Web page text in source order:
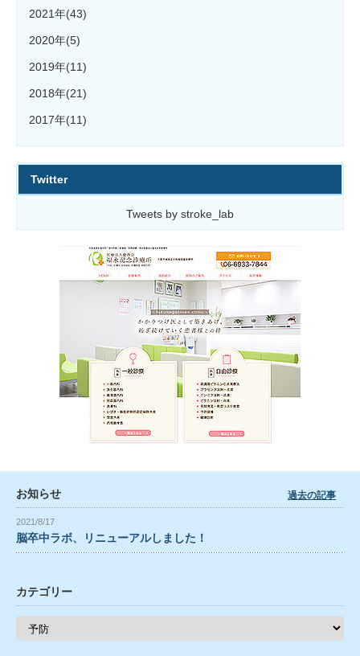
2021年(43)
2020年(5)
2019年(11)
2018年(21)
2017年(11)
Twitter
Tweets by stroke_lab
お知らせ
2021/8/17
脳卒中ラボ、リニューアルしました！
過去の記事
カテゴリー
カ